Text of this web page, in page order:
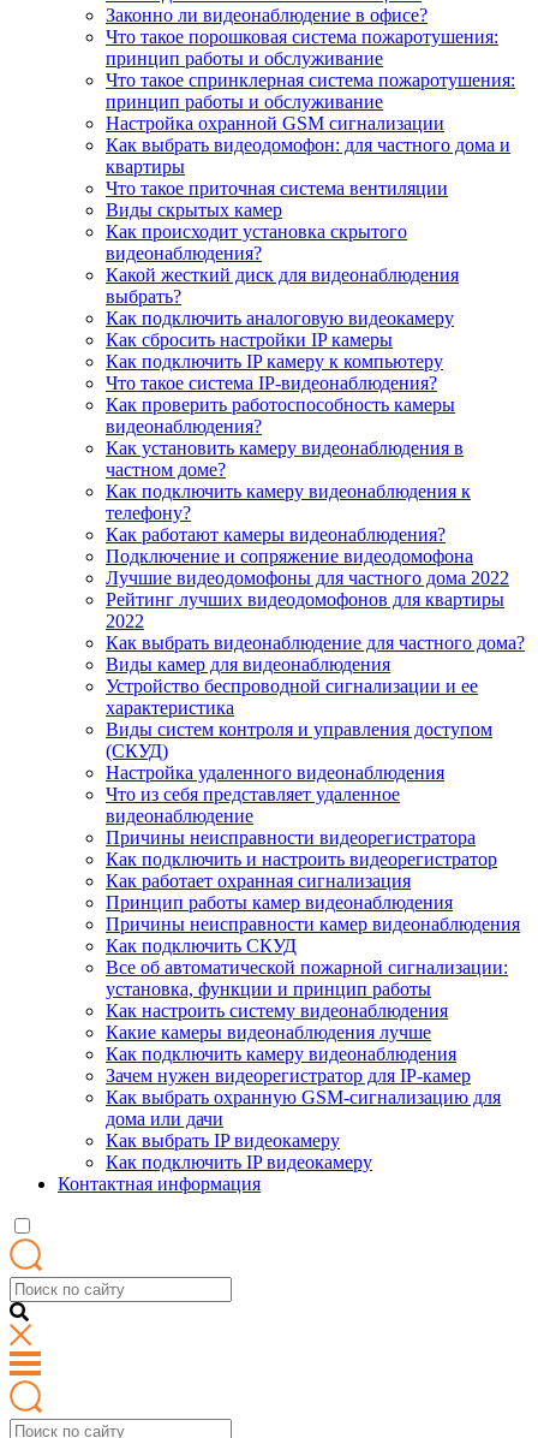
Законно ли видеонаблюдение в офисе?
Что такое порошковая система пожаротушения:
принцип работы и обслуживание
Что такое спринклерная система пожаротушения:
принцип работы и обслуживание
Настройка охранной GSM сигнализации
Как выбрать видеодомофон: для частного дома и
квартиры
Что такое приточная система вентиляции
Виды скрытых камер
Как происходит установка скрытого
видеонаблюдения?
Какой жесткий диск для видеонаблюдения
выбрать?
Как подключить аналоговую видеокамеру
Как сбросить настройки IP камеры
Как подключить IP камеру к компьютеру
Что такое система IP-видеонаблюдения?
Как проверить работоспособность камеры
видеонаблюдения?
Как установить камеру видеонаблюдения в
частном доме?
Как подключить камеру видеонаблюдения к
телефону?
Как работают камеры видеонаблюдения?
Подключение и сопряжение видеодомофона
Лучшие видеодомофоны для частного дома 2022
Рейтинг лучших видеодомофонов для квартиры
2022
Как выбрать видеонаблюдение для частного дома?
Виды камер для видеонаблюдения
Устройство беспроводной сигнализации и ее
характеристика
Виды систем контроля и управления доступом
(СКУД)
Настройка удаленного видеонаблюдения
Что из себя представляет удаленное
видеонаблюдение
Причины неисправности видеорегистратора
Как подключить и настроить видеорегистратор
Как работает охранная сигнализация
Принцип работы камер видеонаблюдения
Причины неисправности камер видеонаблюдения
Как подключить СКУД
Все об автоматической пожарной сигнализации:
установка, функции и принцип работы
Как настроить систему видеонаблюдения
Какие камеры видеонаблюдения лучше
Как подключить камеру видеонаблюдения
Зачем нужен видеорегистратор для IP-камер
Как выбрать охранную GSM-сигнализацию для
дома или дачи
Как выбрать IP видеокамеру
Как подключить IP видеокамеру
Контактная информация